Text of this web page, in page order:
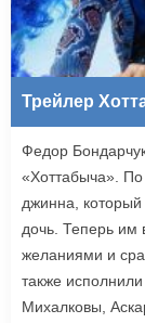
Трейлер
Федор
«Хоттабыча».
джинна, который
дочь. Теперь им
желаниями и
также
Михалковы,